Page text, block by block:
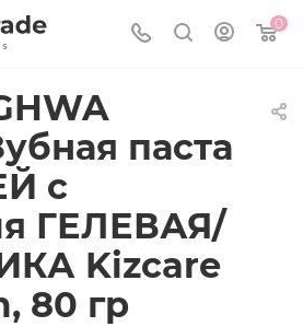
0
паста
с
ГЕЛЕВАЯ/
Kizcare
80 гр